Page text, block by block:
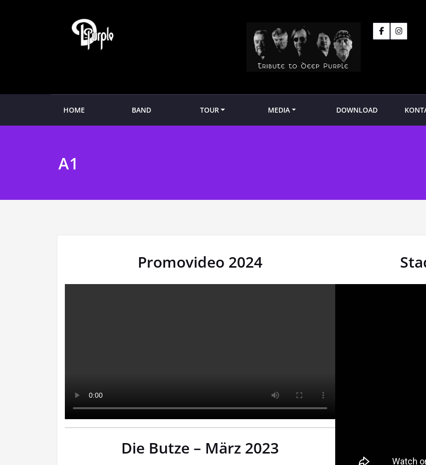
HOME BAND TOUR MEDIA DOWNLOAD
A1
Promovideo 2024
Die Butze – März 2023